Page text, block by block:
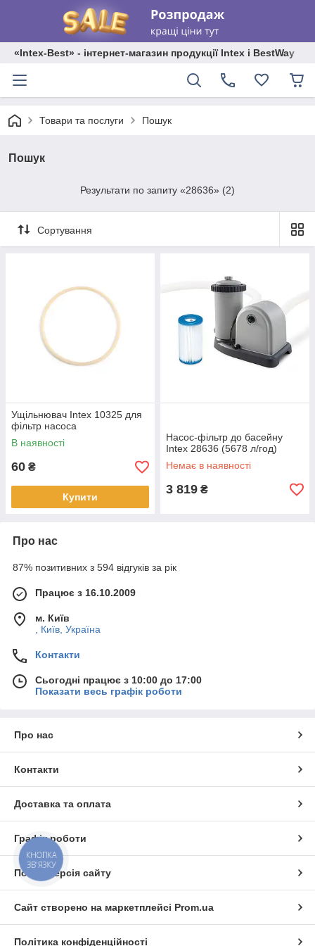
«Intex-Best» - інтернет-магазин продукції Intex і BestWay
Товари та послуги Пошук
Пошук
Результати по запиту «28636» (2)
Сортування
Ущільнювач Intex 10325 для
фільтр насоса
В наявності
60 ₴
Купити
Насос-фільтр до басейну
Intex 28636 (5678 л/год)
Немає в наявності
3 819 ₴
Про нас
87% позитивних з 594 відгуків за рік
Працює з 16.10.2009
м. Київ
, Київ, Україна
Контакти
Сьогодні працює з 10:00 до 17:00
Показати весь графік роботи
Про нас
Контакти
Доставка та оплата
Графік роботи
Повна версія сайту
Сайт створено на маркетплейсі Prom.ua
Політика конфіденційності
КНОПКА
ЗВ'ЯЗКУ